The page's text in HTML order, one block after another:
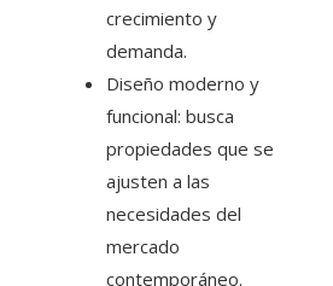
crecimiento y
demanda.
Diseño moderno y
funcional: busca
propiedades que se
ajusten a las
necesidades del
mercado
contemporáneo.